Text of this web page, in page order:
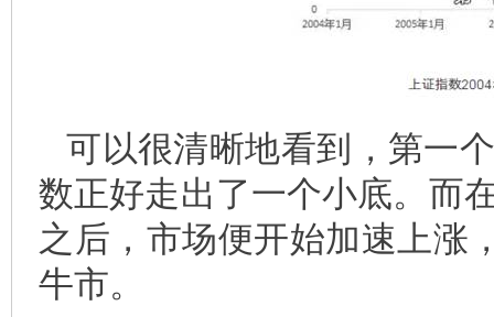
可以很清晰地看到，第一
数正好走出了一个小底。而
之后，市场便开始加速上涨
牛市。